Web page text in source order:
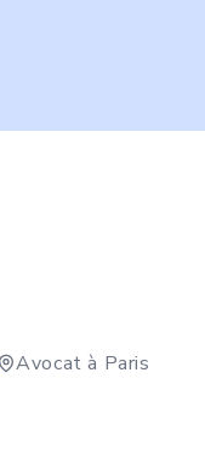
Avocat à Paris